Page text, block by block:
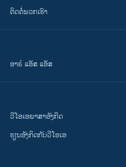
ຕິດຕໍ່ພວກເຮົາ
ອາຣ໌ ແອັສ ແອັສ
ວີ​ໂອ​ເອ​ພາ​ສາ​ອັງ​ກິດ
​ຮຽນ​ອັງ​ກິດ​ກັບ​ວີ​ໂອ​ເອ